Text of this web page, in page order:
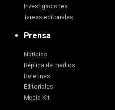
Investigaciones
Tareas editoriales
Prensa
Noticias
Réplica de medios
Boletines
Editoriales
Media Kit